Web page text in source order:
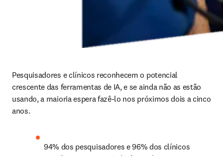
Pesquisadores e clínicos reconhecem o potencial
crescente das ferramentas de IA, e se ainda não as estão
usando, a maioria espera fazê-lo nos próximos dois a cinco
anos.
94% dos pesquisadores e 96% dos clínicos